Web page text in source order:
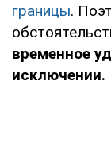
границы.
временное
исключении.